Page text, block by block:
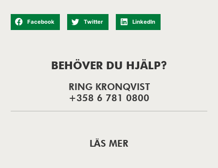
Facebook Twitter LinkedIn
BEHÖVER DU HJÄLP?
RING KRONQVIST
+358 6 781 0800
LÄS MER